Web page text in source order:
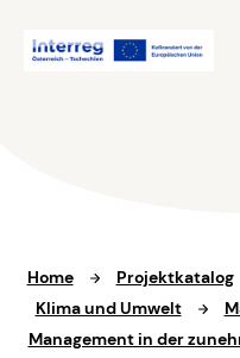
Home Projektkatalog
Klima und Umwelt
Management in der